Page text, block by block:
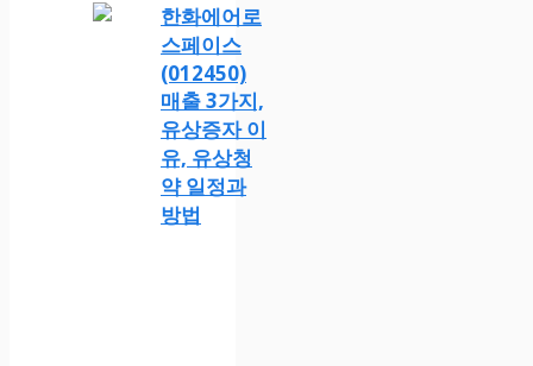
한화에어로
스페이스
(012450)
매출 3가지,
유상증자 이
유, 유상청
약 일정과
방법